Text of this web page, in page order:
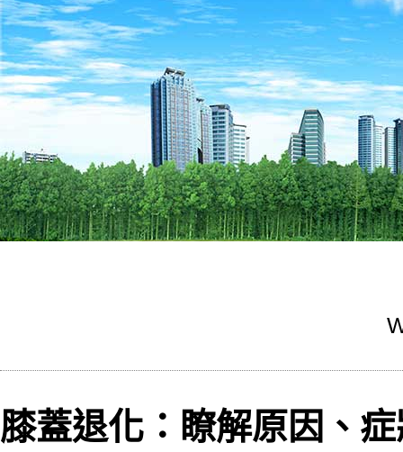
膝蓋退化：瞭解原因、